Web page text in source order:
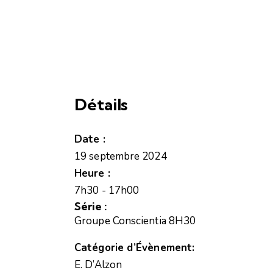
Détails
Date :
19 septembre 2024
Heure :
7h30 - 17h00
Série :
Groupe Conscientia 8H30
Catégorie d’Évènement:
E. D’Alzon